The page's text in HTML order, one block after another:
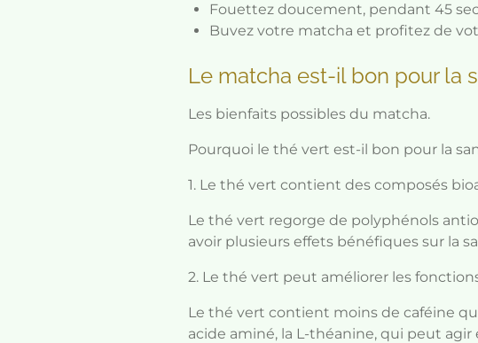
Fouettez doucement, pendant 45
Buvez votre matcha et profitez de
Le matcha est-il bon pour la
Les bienfaits possibles du matcha.
Pourquoi le thé vert est-il bon pour la
1. Le thé vert contient des composés
Le thé vert regorge de polyphénols
avoir plusieurs effets bénéfiques sur la
2. Le thé vert peut améliorer les
Le thé vert contient moins de caféine
acide aminé, la L-théanine, qui peut